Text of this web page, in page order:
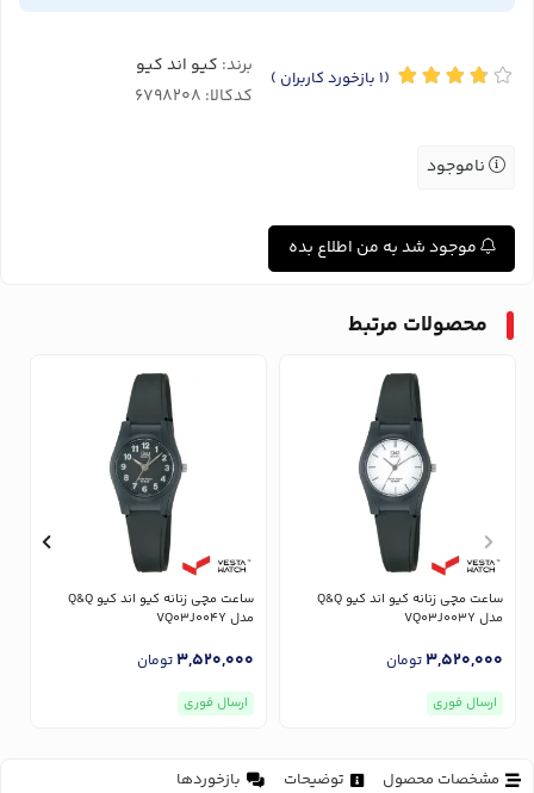
(1 بازخورد کاربران ) برند: کیو اند کیو
کدکالا:
ناموجود
موجود شد به من اطلاع بده
محصولات مرتبط
ساعت مچی زنانه کیو اند کیو Q&Q
مدل VQ03J003Y
3,520,000تومان
ارسال فوری
ساعت مچی زنانه کیو اند کیو Q&Q
مدل VQ03J004Y
3,520,000تومان
ارسال فوری
مشخصات محصول توضیحات بازخوردها